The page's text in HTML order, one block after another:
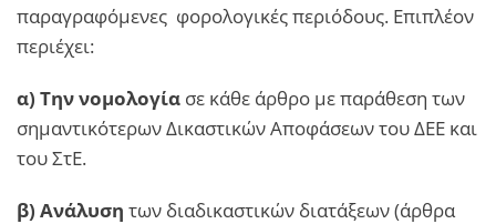
παραγραφόμενες φορολογικές περιόδους. Επιπλέον
περιέχει:
α) Την νομολογία σε κάθε άρθρο με παράθεση των
σημαντικότερων Δικαστικών Αποφάσεων του ΔΕΕ και
του ΣτΕ.
β) Ανάλυση των διαδικαστικών διατάξεων (άρθρα